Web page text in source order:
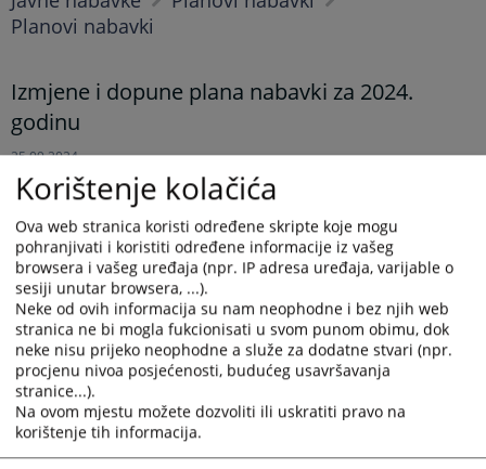
Planovi nabavki
Izmjene i dopune plana nabavki za 2024.
godinu
25.09.2024.
Prikazana vijest je na: Srpski jezik
Prateći dokumenti
Izmjene i dopune plana nabavki za 2024
394PREGLEDA
Korištenje kolačića
Ova web stranica koristi određene skripte koje mogu
pohranjivati i koristiti određene informacije iz vašeg
browsera i vašeg uređaja (npr. IP adresa uređaja, varijable o
sesiji unutar browsera, ...).
Neke od ovih informacija su nam neophodne i bez njih web
stranica ne bi mogla fukcionisati u svom punom obimu, dok
neke nisu prijeko neophodne a služe za dodatne stvari (npr.
procjenu nivoa posjećenosti, budućeg usavršavanja
stranice...).
Na ovom mjestu možete dozvoliti ili uskratiti pravo na
korištenje tih informacija.